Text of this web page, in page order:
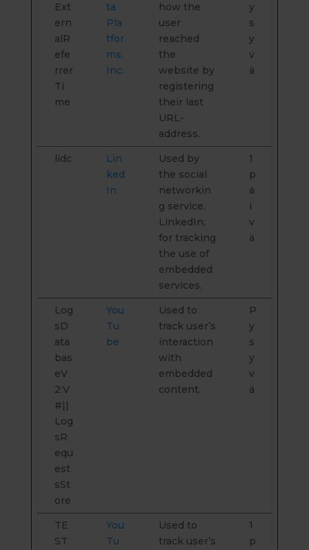
Ext
ern
alR
efe
rrer
Ti
me
ta
Pla
tfor
ms,
Inc.
how the
user
reached
the
website by
registering
their last
URL-
address.
y
s
y
v
ä
lidc
Lin
ked
In
Used by
the social
networkin
g service,
LinkedIn,
for tracking
the use of
embedded
services.
1
p
ä
i
v
ä
Log
sD
ata
bas
eV
2:V
#||
Log
sR
equ
est
sSt
ore
You
Tu
be
Used to
track user’s
interaction
with
embedded
content.
P
y
s
y
v
ä
TE
ST
You
Tu
Used to
track user’s
1
p